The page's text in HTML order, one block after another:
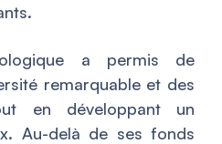
a permis de
remarquable et des
en développant un
Au-delà de ses fonds